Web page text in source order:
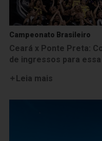
Campeonato Brasileiro
Ceará x Ponte Preta:
de ingressos para
Leia mais